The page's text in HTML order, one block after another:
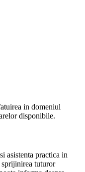
in domeniul
disponibile.
asistenta practica in
tuturor